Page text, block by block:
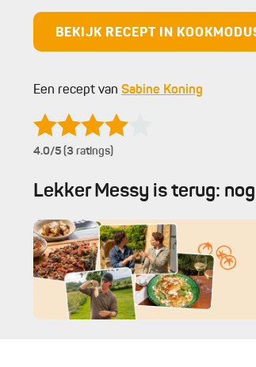
BEKIJK RECEPT IN
Een recept van Sabine Koning
4.0/5 (3 ratings)
Lekker Messy is terug: